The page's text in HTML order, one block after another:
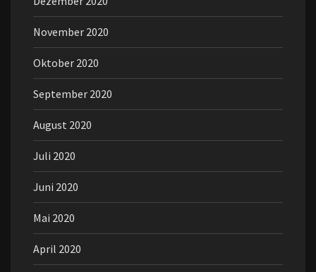
November 2020
Oktober 2020
September 2020
August 2020
Juli 2020
Juni 2020
Mai 2020
April 2020